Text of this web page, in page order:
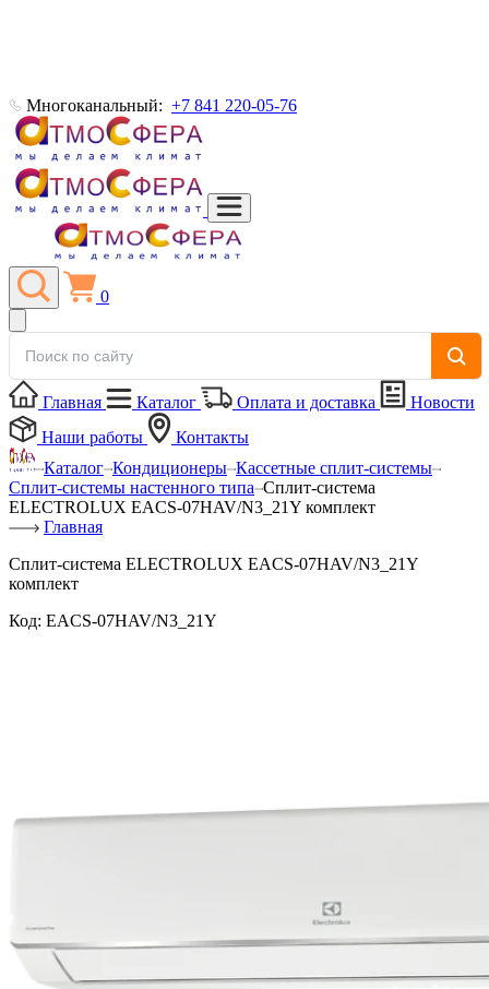
Многоканальный: +7 841 220-05-76
0
Главная Каталог Оплата и доставка
Новости
Наши работы
Контакты
Каталог Кондиционеры Кассетные сплит-системы
Сплит-системы настенного типа Сплит-система
ELECTROLUX EACS-07HAV/N3_21Y комплект
Главная
Сплит-система ELECTROLUX EACS-07HAV/N3_21Y
комплект
Код: EACS-07HAV/N3_21Y